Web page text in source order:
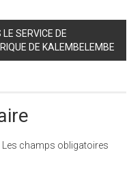
SERVICE DE
DE KALEMBELEMBE
Les champs obligatoires